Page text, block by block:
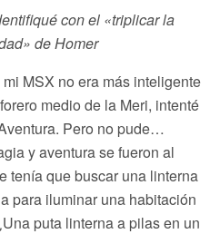
con el «triplicar la
de Homer
MSX no era más inteligente
medio de la Meri, intenté
Pero no pude…
y aventura se fueron al
tenía que buscar una linterna
para iluminar una habitación
puta linterna a pilas en un